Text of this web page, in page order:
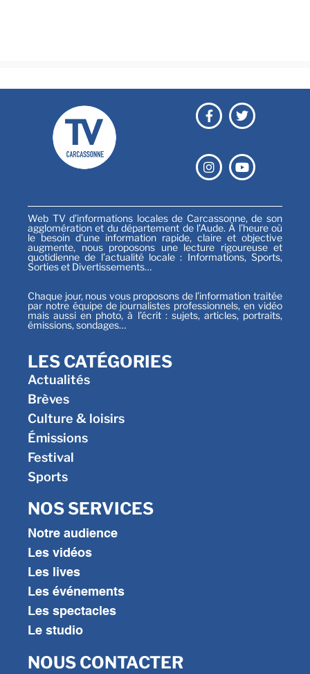
Web TV d’informations locales de Carcassonne, de son
agglomération et du département de l’Aude. À l’heure où
le besoin d’une information rapide, claire et objective
augmente, nous proposons une lecture rigoureuse et
quotidienne de l’actualité locale : Informations, Sports,
Sorties et Divertissements…
Chaque jour, nous vous proposons de l’information traitée
par notre équipe de journalistes professionnels, en vidéo
mais aussi en photo, à l’écrit : sujets, articles, portraits,
émissions, sondages…
LES CATÉGORIES
Actualités
Brèves
Culture & loisirs
Émissions
Festival
Sports
NOS SERVICES
Notre audience
Les vidéos
Les lives
Les événements
Les spectacles
Le studio
NOUS CONTACTER